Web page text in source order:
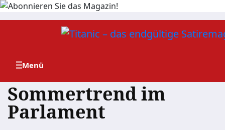
Zum
Sommertrend im
Parlament